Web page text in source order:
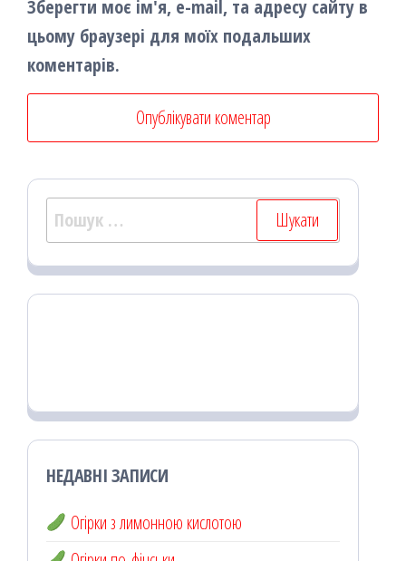
Зберегти моє ім'я, e-mail, та адресу сайту в
цьому браузері для моїх подальших
коментарів.
Пошук:
НЕДАВНІ ЗАПИСИ
Огірки з лимонною кислотою